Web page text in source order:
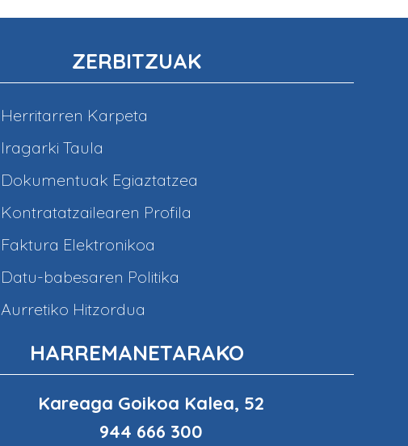
ZERBITZUAK
Herritarren Karpeta
Iragarki Taula
Dokumentuak Egiaztatzea
Kontratatzailearen Profila
Faktura Elektronikoa
Datu-babesaren Politika
Aurretiko Hitzordua
HARREMANETARAKO
Kareaga Goikoa Kalea, 52
944 666 300